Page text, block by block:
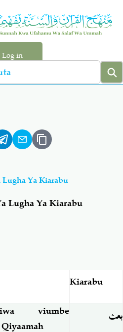
Log in
Hadiyth
Duaa-Adhkaar
Kauli Za Salaf
Ya Kiarabu
Lugha Ya Kiarabu
Kiarabu
viumbe
بعث